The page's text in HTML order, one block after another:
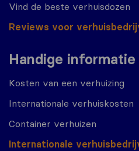
Vind de beste verhuisdozen
Reviews voor
Handige informatie
Kosten van een verhuizing
Internationale verhuiskosten
Container verhuizen
Internationale